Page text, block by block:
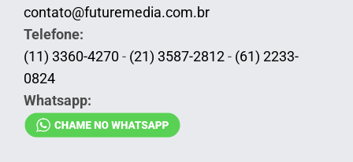
contato@futuremedia.com.br
Telefone:
(11) 3360-4270 - (21) 3587-2812- (61) 2233-
0824
Whatsapp: